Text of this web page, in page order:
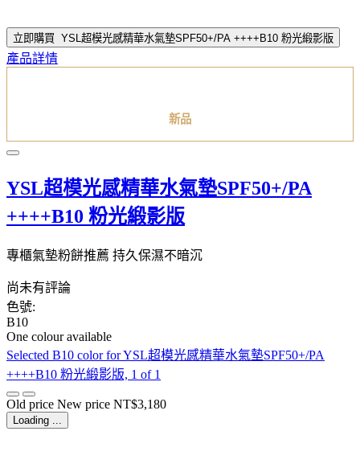
立即購買 YSL超模光感精華水氣墊SPF50+/PA ++++B10 粉光緞影版
產品詳情
新品
YSL超模光感精華水氣墊SPF50+/PA
++++B10 粉光緞影版
專櫃氣墊粉餅推薦 持久保濕不暗沉
尚未有評論
色號:
B10
One colour available
Selected B10 color for YSL超模光感精華水氣墊SPF50+/PA
++++B10 粉光緞影版, 1 of 1
Old price New price NT$3,180
Loading ...